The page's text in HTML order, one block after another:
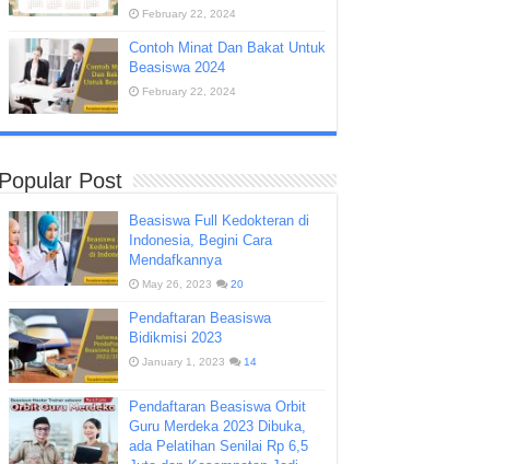
February 22, 2024
Contoh Minat Dan Bakat Untuk
Beasiswa 2024
February 22, 2024
Popular Post
Beasiswa Full Kedokteran di
Indonesia, Begini Cara
Mendafkannya
May 26, 2023 20
Pendaftaran Beasiswa
Bidikmisi 2023
January 1, 2023 14
Pendaftaran Beasiswa Orbit
Guru Merdeka 2023 Dibuka,
ada Pelatihan Senilai Rp 6,5